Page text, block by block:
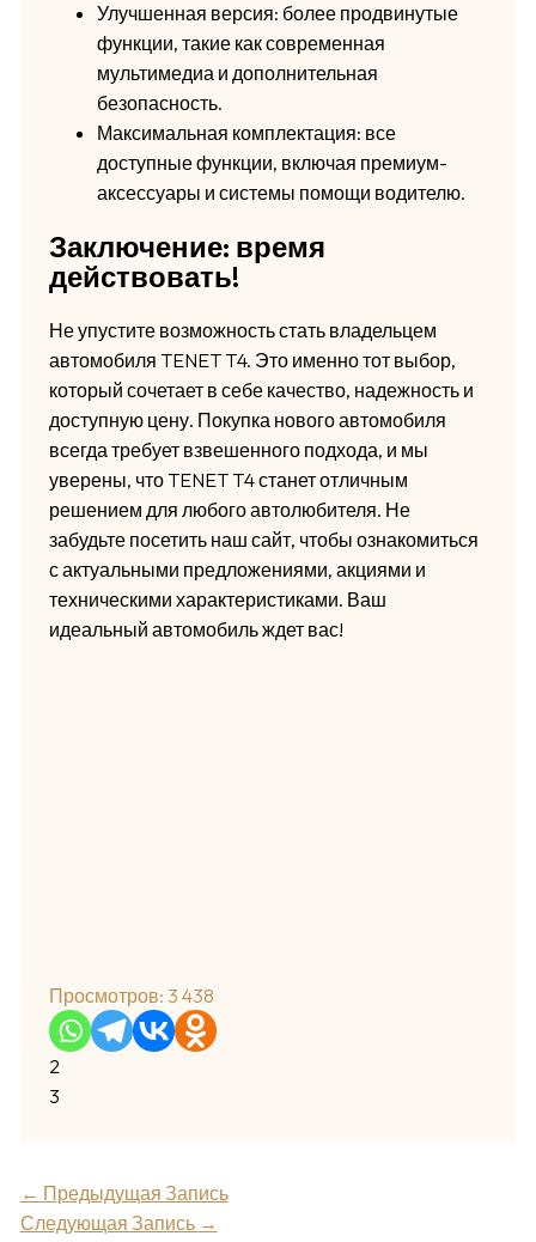
Улучшенная версия: более продвинутые
функции, такие как современная
мультимедиа и дополнительная
безопасность.
Максимальная комплектация: все
доступные функции, включая премиум-
аксессуары и системы помощи водителю.
Заключение: время
действовать!
Не упустите возможность стать владельцем
автомобиля TENET T4. Это именно тот выбор,
который сочетает в себе качество, надежность и
доступную цену. Покупка нового автомобиля
всегда требует взвешенного подхода, и мы
уверены, что TENET T4 станет отличным
решением для любого автолюбителя. Не
забудьте посетить наш сайт, чтобы ознакомиться
с актуальными предложениями, акциями и
техническими характеристиками. Ваш
идеальный автомобиль ждет вас!
Просмотров: 3 438
2
3
← Предыдущая Запись
Следующая Запись →